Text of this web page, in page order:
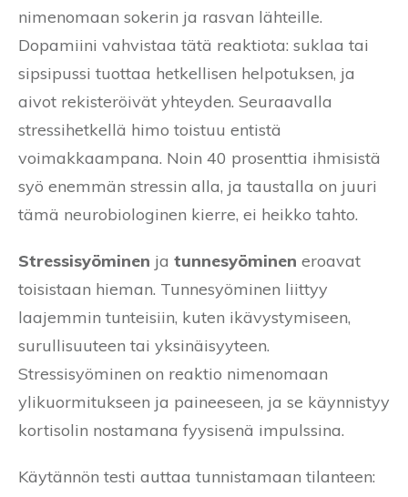
nimenomaan sokerin ja rasvan lähteille.
Dopamiini vahvistaa tätä reaktiota: suklaa tai
sipsipussi tuottaa hetkellisen helpotuksen, ja
aivot rekisteröivät yhteyden. Seuraavalla
stressihetkellä himo toistuu entistä
voimakkaampana. Noin 40 prosenttia ihmisistä
syö enemmän stressin alla, ja taustalla on juuri
tämä neurobiologinen kierre, ei heikko tahto.
Stressisyöminen ja tunnesyöminen eroavat
toisistaan hieman. Tunnesyöminen liittyy
laajemmin tunteisiin, kuten ikävystymiseen,
surullisuuteen tai yksinäisyyteen.
Stressisyöminen on reaktio nimenomaan
ylikuormitukseen ja paineeseen, ja se käynnistyy
kortisolin nostamana fyysisenä impulssina.
Käytännön testi auttaa tunnistamaan tilanteen: